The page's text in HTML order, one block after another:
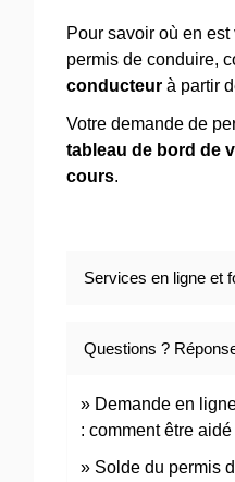
Pour savoir où en
permis de conduire,
conducteur à partir
Votre demande de
tableau de bord de
cours.
Services en ligne et
Questions ?
Demande en
: comment être
Solde du permis